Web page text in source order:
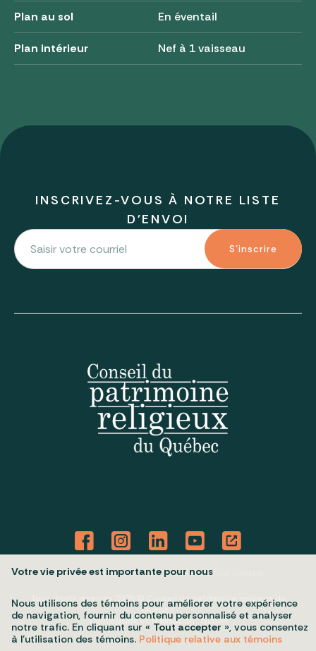
Plan au sol En éventail
Plan intérieur Nef à 1 vaisseau
INSCRIVEZ-VOUS À NOTRE LISTE
D'ENVOI
S'inscrire
Politique de confidentialité Mes préférences cookies
Tous droits réservés 2026 © Conseil du patrimoine religieux du
Québec
Conception et réalisation :Nubee
Votre vie privée est importante pour nous
Nous utilisons des témoins pour améliorer votre expérience
de navigation, fournir du contenu personnalisé et analyser
notre trafic. En cliquant sur « Tout accepter », vous consentez
à l’utilisation des témoins. Politique relative aux témoins